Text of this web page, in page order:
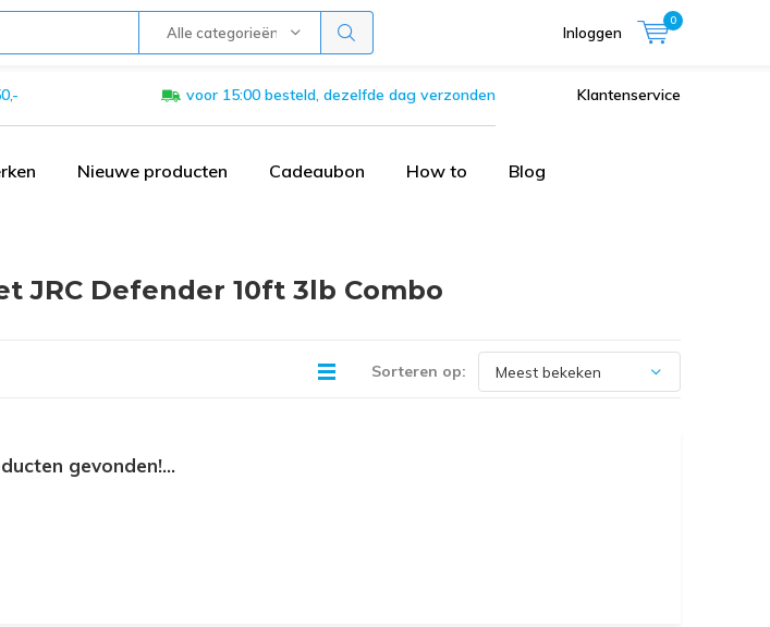
Alle categorieën Inloggen
0
voor 15:00 besteld, dezelfde dag verzonden Klantenservice
Nieuwe producten Cadeaubon How to Blog
JRC Defender 10ft 3lb Combo
Sorteren op:
gevonden!...